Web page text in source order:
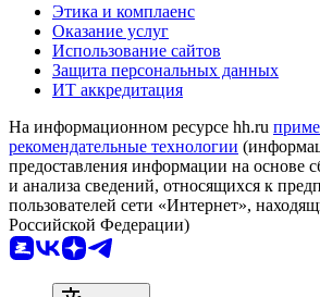
Этика и комплаенс
Оказание услуг
Использование сайтов
Защита персональных данных
ИТ аккредитация
На информационном ресурсе hh.ru
рекомендательные технологии
предоставления информации на основе
и анализа сведений, относящихся к
пользователей сети «Интернет»,
Российской Федерации)